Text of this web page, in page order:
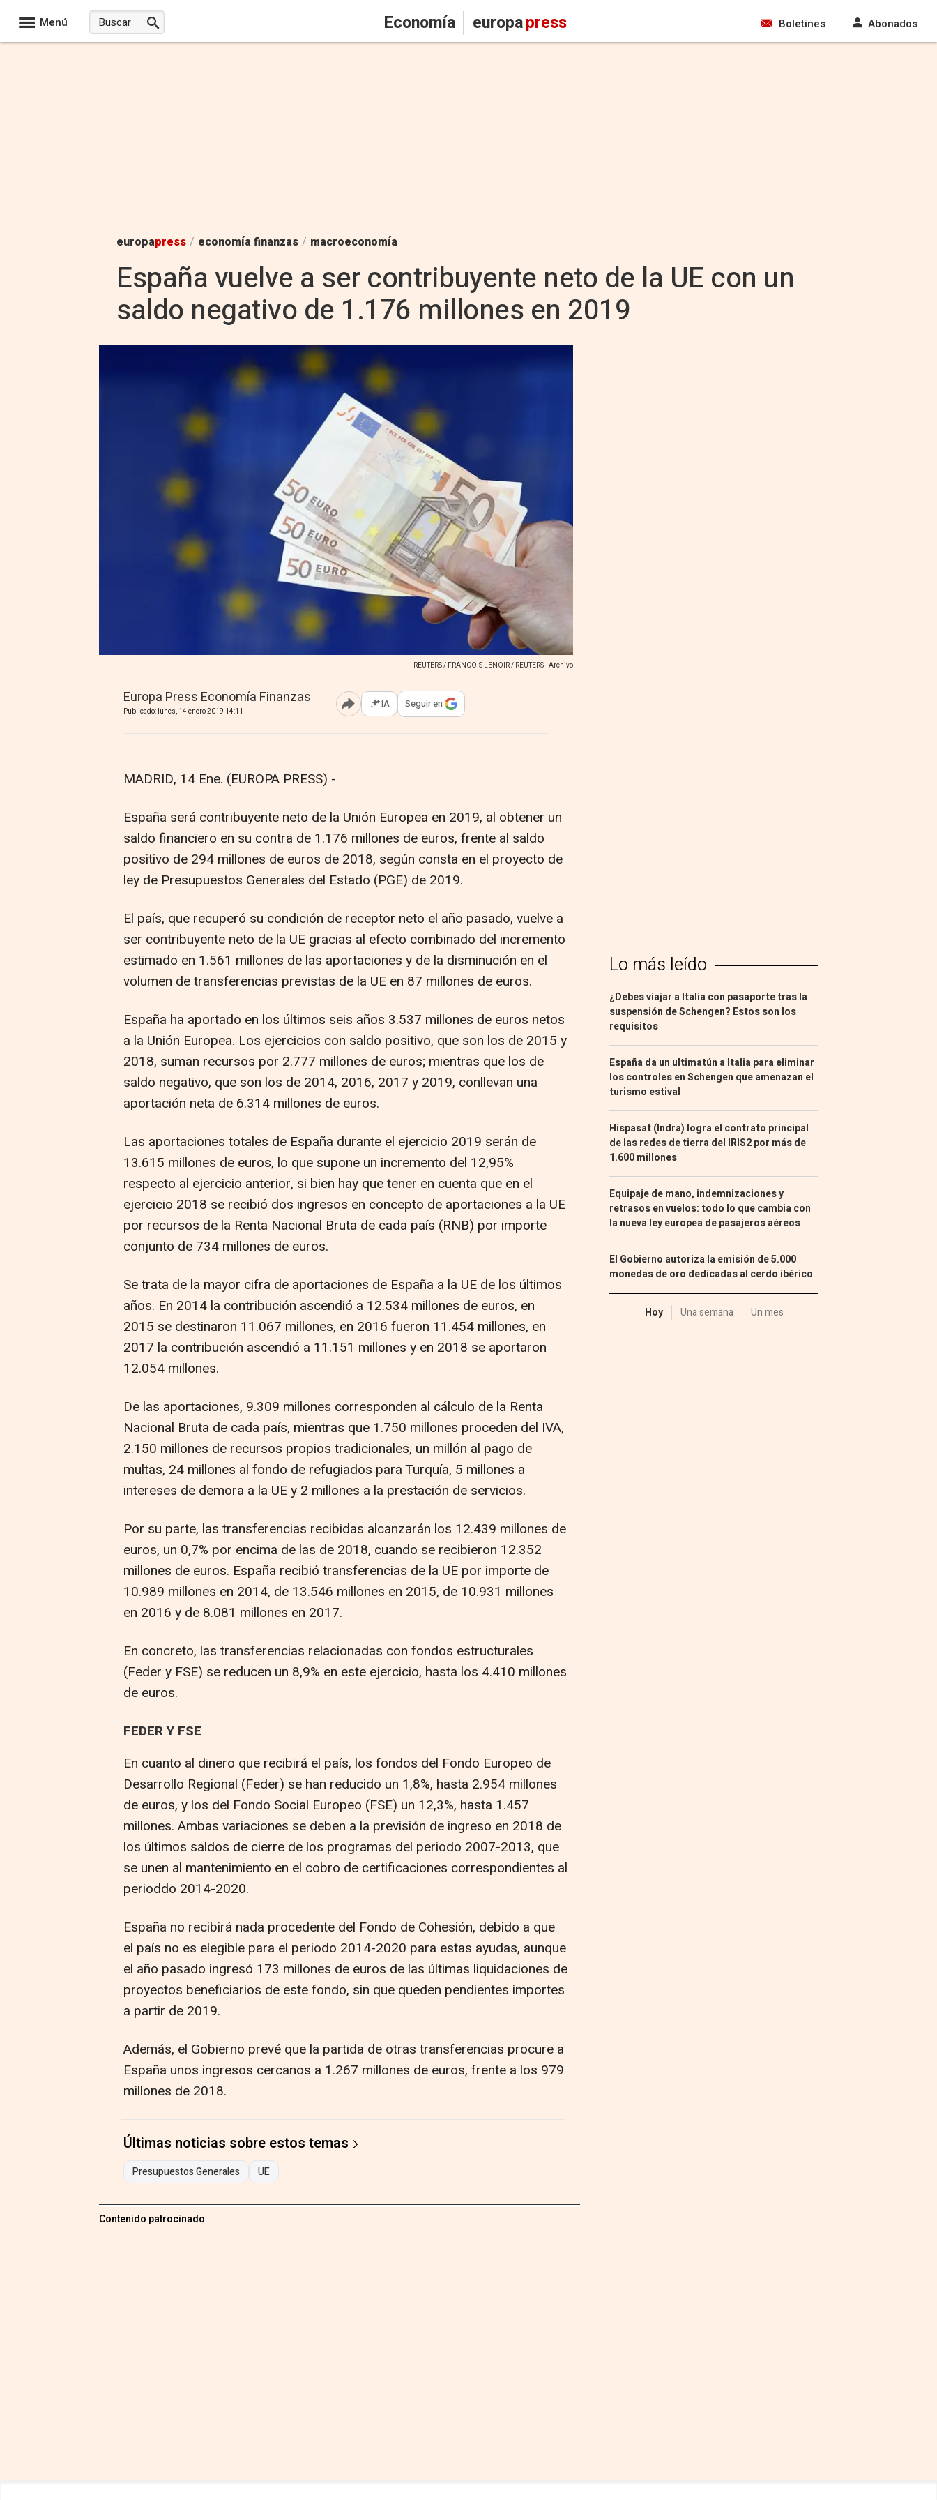
Menú Economía europapress Boletines Abonados
europapress / economía finanzas / macroeconomía
España vuelve a ser contribuyente neto de la UE con un
saldo negativo de 1.176 millones en 2019
REUTERS / FRANCOIS LENOIR / REUTERS - Archivo
Europa Press Economía Finanzas
Publicado: lunes, 14 enero 2019 14:11 Abrir opciones para compartir
IA Seguir en
MADRID, 14 Ene. (EUROPA PRESS) -
España será contribuyente neto de la Unión Europea en 2019, al obtener un
saldo financiero en su contra de 1.176 millones de euros, frente al saldo
positivo de 294 millones de euros de 2018, según consta en el proyecto de
ley de Presupuestos Generales del Estado (PGE) de 2019.
El país, que recuperó su condición de receptor neto el año pasado, vuelve a
ser contribuyente neto de la UE gracias al efecto combinado del incremento
estimado en 1.561 millones de las aportaciones y de la disminución en el
volumen de transferencias previstas de la UE en 87 millones de euros.
España ha aportado en los últimos seis años 3.537 millones de euros netos
a la Unión Europea. Los ejercicios con saldo positivo, que son los de 2015 y
2018, suman recursos por 2.777 millones de euros; mientras que los de
saldo negativo, que son los de 2014, 2016, 2017 y 2019, conllevan una
aportación neta de 6.314 millones de euros.
Las aportaciones totales de España durante el ejercicio 2019 serán de
13.615 millones de euros, lo que supone un incremento del 12,95%
respecto al ejercicio anterior, si bien hay que tener en cuenta que en el
ejercicio 2018 se recibió dos ingresos en concepto de aportaciones a la UE
por recursos de la Renta Nacional Bruta de cada país (RNB) por importe
conjunto de 734 millones de euros.
Se trata de la mayor cifra de aportaciones de España a la UE de los últimos
años. En 2014 la contribución ascendió a 12.534 millones de euros, en
2015 se destinaron 11.067 millones, en 2016 fueron 11.454 millones, en
2017 la contribución ascendió a 11.151 millones y en 2018 se aportaron
12.054 millones.
De las aportaciones, 9.309 millones corresponden al cálculo de la Renta
Nacional Bruta de cada país, mientras que 1.750 millones proceden del IVA,
2.150 millones de recursos propios tradicionales, un millón al pago de
multas, 24 millones al fondo de refugiados para Turquía, 5 millones a
intereses de demora a la UE y 2 millones a la prestación de servicios.
Por su parte, las transferencias recibidas alcanzarán los 12.439 millones de
euros, un 0,7% por encima de las de 2018, cuando se recibieron 12.352
millones de euros. España recibió transferencias de la UE por importe de
10.989 millones en 2014, de 13.546 millones en 2015, de 10.931 millones
en 2016 y de 8.081 millones en 2017.
En concreto, las transferencias relacionadas con fondos estructurales
(Feder y FSE) se reducen un 8,9% en este ejercicio, hasta los 4.410 millones
de euros.
FEDER Y FSE
En cuanto al dinero que recibirá el país, los fondos del Fondo Europeo de
Desarrollo Regional (Feder) se han reducido un 1,8%, hasta 2.954 millones
de euros, y los del Fondo Social Europeo (FSE) un 12,3%, hasta 1.457
millones. Ambas variaciones se deben a la previsión de ingreso en 2018 de
los últimos saldos de cierre de los programas del periodo 2007-2013, que
se unen al mantenimiento en el cobro de certificaciones correspondientes al
perioddo 2014-2020.
España no recibirá nada procedente del Fondo de Cohesión, debido a que
el país no es elegible para el periodo 2014-2020 para estas ayudas, aunque
el año pasado ingresó 173 millones de euros de las últimas liquidaciones de
proyectos beneficiarios de este fondo, sin que queden pendientes importes
a partir de 2019.
Además, el Gobierno prevé que la partida de otras transferencias procure a
España unos ingresos cercanos a 1.267 millones de euros, frente a los 979
millones de 2018.
Últimas noticias sobre estos temas
Presupuestos Generales UE
Contenido patrocinado
Lo más leído
¿Debes viajar a Italia con pasaporte tras la
suspensión de Schengen? Estos son los
requisitos
España da un ultimatún a Italia para eliminar
los controles en Schengen que amenazan el
turismo estival
Hispasat (Indra) logra el contrato principal
de las redes de tierra del IRIS2 por más de
1.600 millones
Equipaje de mano, indemnizaciones y
retrasos en vuelos: todo lo que cambia con
la nueva ley europea de pasajeros aéreos
El Gobierno autoriza la emisión de 5.000
monedas de oro dedicadas al cerdo ibérico
Hoy Una semana Un mes